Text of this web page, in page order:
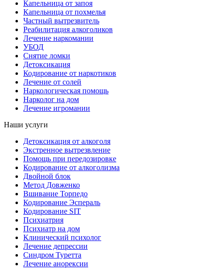
Капельница от запоя
Капельница от похмелья
Частный вытрезвитель
Реабилитация алкоголиков
Лечение наркомании
УБОД
Снятие ломки
Детоксикация
Кодирование от наркотиков
Лечение от солей
Наркологическая помощь
Нарколог на дом
Лечение игромании
Наши услуги
Детоксикация от алкоголя
Экстренное вытрезвление
Помощь при передозировке
Кодирование от алкоголизма
Двойной блок
Метод Довженко
Вшивание Торпедо
Кодирование Эспераль
Кодирование SIT
Психиатрия
Психиатр на дом
Клинический психолог
Лечение депрессии
Синдром Туретта
Лечение анорексии